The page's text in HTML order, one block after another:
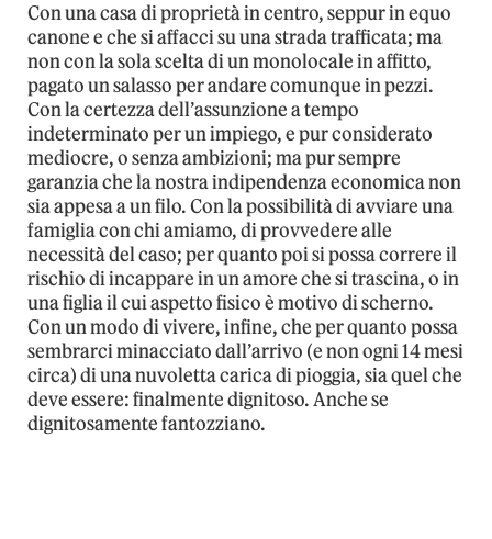
Con una casa di proprietà in centro, seppur in equo
canone e che si affacci su una strada trafficata; ma
non con la sola scelta di un monolocale in affitto,
pagato un salasso per andare comunque in pezzi.
Con la certezza dell’assunzione a tempo
indeterminato per un impiego, e pur considerato
mediocre, o senza ambizioni; ma pur sempre
garanzia che la nostra indipendenza economica non
sia appesa a un filo. Con la possibilità di avviare una
famiglia con chi amiamo, di provvedere alle
necessità del caso; per quanto poi si possa correre il
rischio di incappare in un amore che si trascina, o in
una figlia il cui aspetto fisico è motivo di scherno.
Con un modo di vivere, infine, che per quanto possa
sembrarci minacciato dall’arrivo (e non ogni 14 mesi
circa) di una nuvoletta carica di pioggia, sia quel che
deve essere: finalmente dignitoso. Anche se
dignitosamente fantozziano.